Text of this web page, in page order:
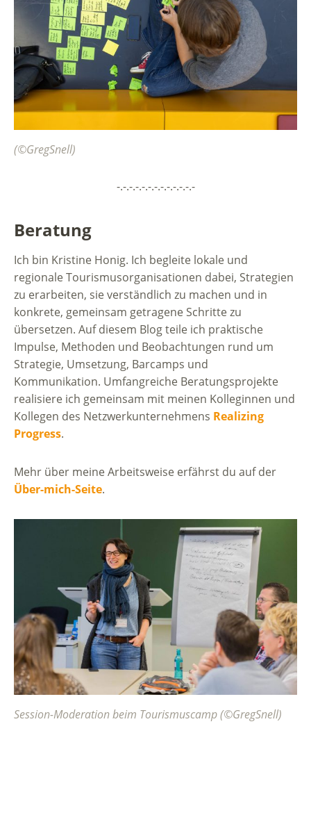
(©GregSnell)
-.-.-.-.-.-.-.-.-.-.-.-.-
Beratung
Ich bin Kristine Honig. Ich begleite lokale und
regionale Tourismusorganisationen dabei, Strategien
zu erarbeiten, sie verständlich zu machen und in
konkrete, gemeinsam getragene Schritte zu
übersetzen. Auf diesem Blog teile ich praktische
Impulse, Methoden und Beobachtungen rund um
Strategie, Umsetzung, Barcamps und
Kommunikation. Umfangreiche Beratungsprojekte
realisiere ich gemeinsam mit meinen Kolleginnen und
Kollegen des Netzwerkunternehmens Realizing
Progress.
Mehr über meine Arbeitsweise erfährst du auf der
Über-mich-Seite.
Session-Moderation beim Tourismuscamp (©GregSnell)